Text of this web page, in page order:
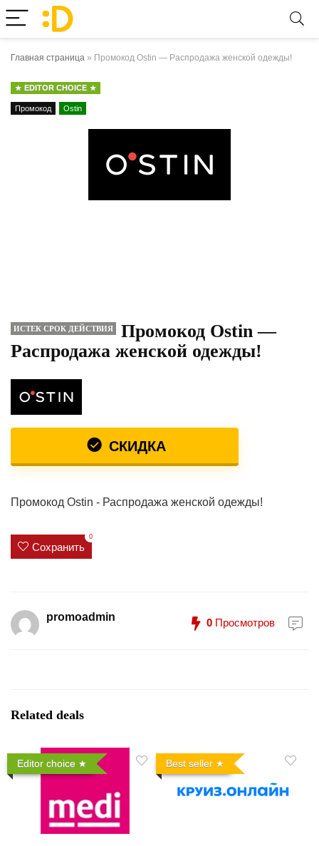
Главная страница » Промокод Ostin — Распродажа женской одежды!
EDITOR CHOICE
Промокод Ostin
ИСТЕК СРОК ДЕЙСТВИЯ
Промокод Ostin —
Распродажа женской одежды!
СКИДКА
Промокод Ostin - Распродажа женской одежды!
Сохранить
0
promoadmin 0 Просмотров
Related deals
Editor choice Best seller